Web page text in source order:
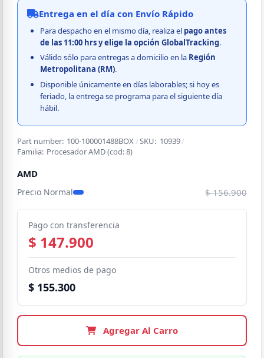
Entrega en el día con Envío Rápido
Para despacho en el mismo día, realiza el pagoantes
de las 11:00 hrs y elige la opción GlobalTracking.
Válido sólo para entregas a domicilio en la Región
Metropolitana (RM).
Disponible únicamente en días laborables; si hoy es
feriado, la entrega se programa para el siguiente día
hábil.
Part number: 100-100001488BOX /SKU: 10939/
Familia: Procesador AMD(cod:8)
AMD
Precio Normal $ 156.900
Pago con transferencia
$ 147.900
Otros medios de pago
$ 155.300
Agregar Al Carro